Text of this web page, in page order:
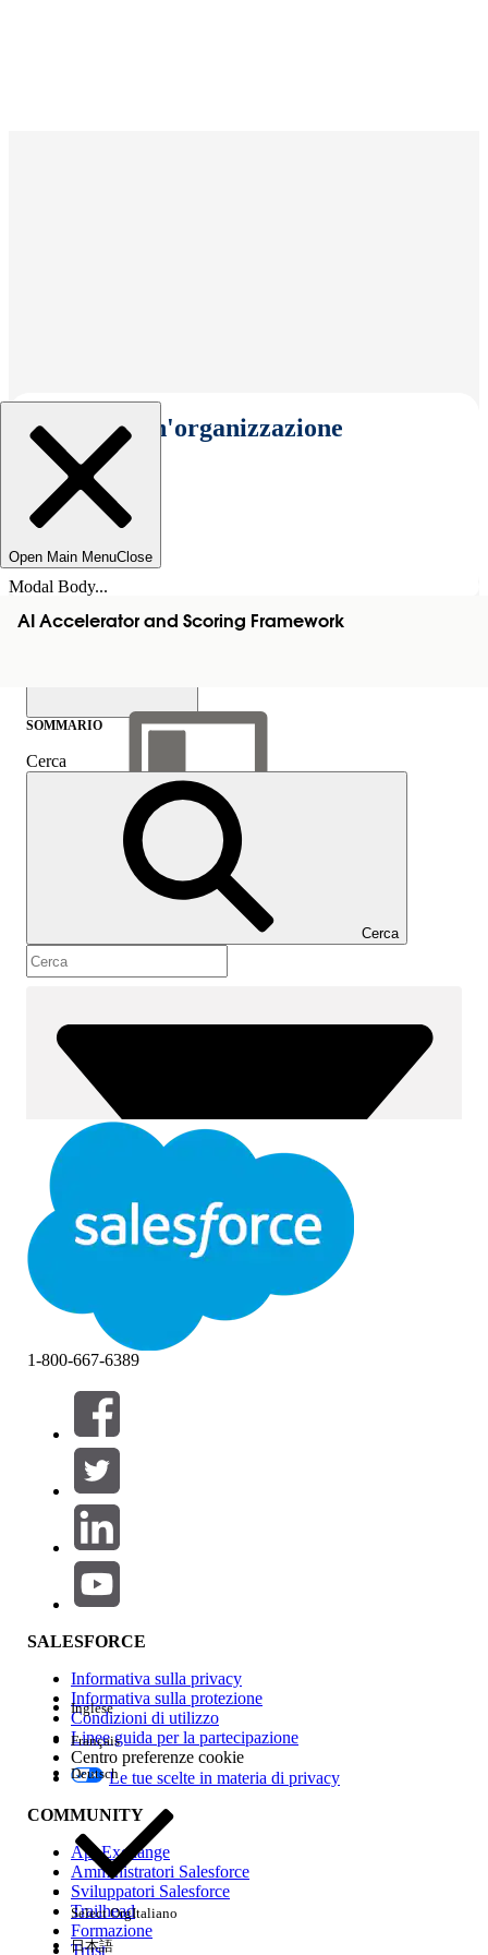
Seleziona un'organizzazione
Open Main MenuClose
Modal Body...
AI Accelerator and Scoring Framework
Mostra sommario
Sommario
SOMMARIO
Cerca
Cerca
Filtri (0)
SELEZIONA FILTRI
Area prodotti
Impatto della funzione
Edition
Esperienza
1-800-667-6389
SALESFORCE
Informativa sulla privacy
Informativa sulla protezione
Condizioni di utilizzo
Linee guida per la partecipazione
Centro preferenze cookie
Le tue scelte in materia di privacy
COMMUNITY
AppExchange
Amministratori Salesforce
Sviluppatori Salesforce
Trailhead
Formazione
Trust
Inglese
Français
Deutsch
Select OrgItaliano
日本語